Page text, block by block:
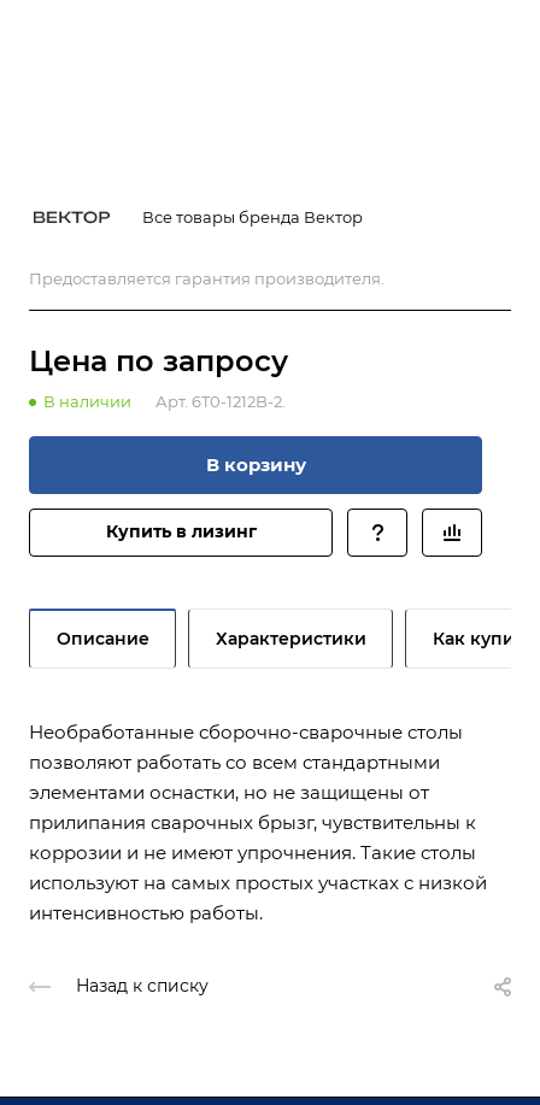
Все товары бренда Вектор
Предоставляется гарантия производителя.
Цена по запросу
В наличии Арт. 6T0-1212B-2.
В корзину
Купить в лизинг
Описание Характеристики Как купить
Необработанные сборочно-сварочные столы
позволяют работать со всем стандартными
элементами оснастки, но не защищены от
прилипания сварочных брызг, чувствительны к
коррозии и не имеют упрочнения. Такие столы
используют на самых простых участках с низкой
интенсивностью работы.
Назад к списку